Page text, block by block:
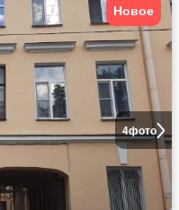
4фото
Новое